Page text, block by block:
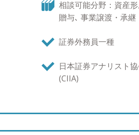
しています。当社としても
実現していきます。他社で
社設立へ私を駆り立てたひ
の資産運用をサポートす
り、お客様の想いを受け
相談可能分野：資産
贈与､ 事業譲渡・承継
証券外務員一種
日本証券アナリスト
(CIIA)